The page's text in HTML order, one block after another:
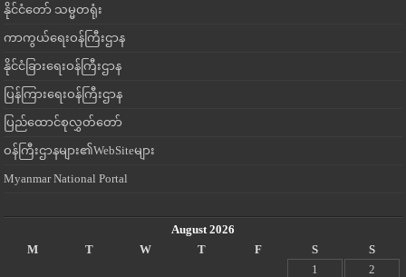
နိုင်ငံတော် သမ္မတရုံး
ကာကွယ်ရေးဝန်ကြီးဌာန
နိုင်ငံခြားရေးဝန်ကြီးဌာန
ပြန်ကြားရေးဝန်ကြီးဌာန
ပြည်ထောင်စုလွှတ်တော်
ဝန်ကြီးဌာနများ၏WebSiteများ
Myanmar National Portal
August 2026
M
T W T F S
S
1
2